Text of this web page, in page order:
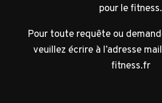
pour le fitness.
Pour toute requête ou
veuillez écrire à l’adresse
fitness.fr